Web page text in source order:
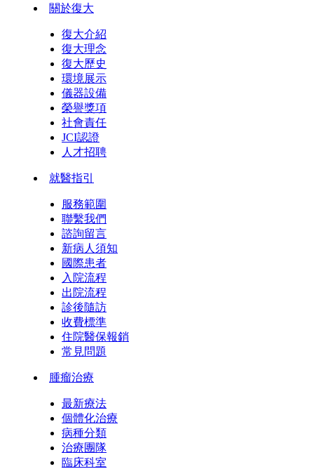
關於復大
復大介紹
復大理念
復大歷史
環境展示
儀器設備
榮譽獎項
社會責任
JCI認證
人才招聘
就醫指引
服務範圍
聯繫我們
諮詢留言
新病人須知
國際患者
入院流程
出院流程
診後隨訪
收費標準
住院醫保報銷
常見問題
腫瘤治療
最新療法
個體化治療
病種分類
治療團隊
臨床科室